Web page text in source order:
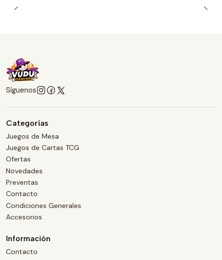
Síguenos
Categorías
Juegos de Mesa
Juegos de Cartas TCG
Ofertas
Novedades
Preventas
Contacto
Condiciones Generales
Accesorios
Información
Contacto